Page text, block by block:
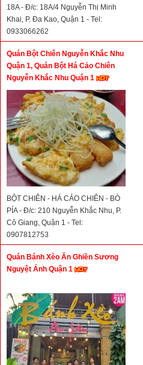
18A - Đ/c: 18A/4 Nguyễn Thị Minh
Khai, P. Đa Kao, Quận 1 - Tel:
0933066262
Quán Bột Chiên Nguyễn Khắc Nhu
Quận 1, Quán Bột Há Cảo Chiên
Nguyễn Khắc Nhu Quận 1
BỘT CHIÊN - HÁ CẢO CHIÊN - BÒ
PÍA - Đ/c: 210 Nguyễn Khắc Nhu, P.
Cô Giang, Quận 1 - Tel:
0907812753
Quán Bánh Xèo Ăn Ghiền Sương
Nguyệt Ánh Quận 1